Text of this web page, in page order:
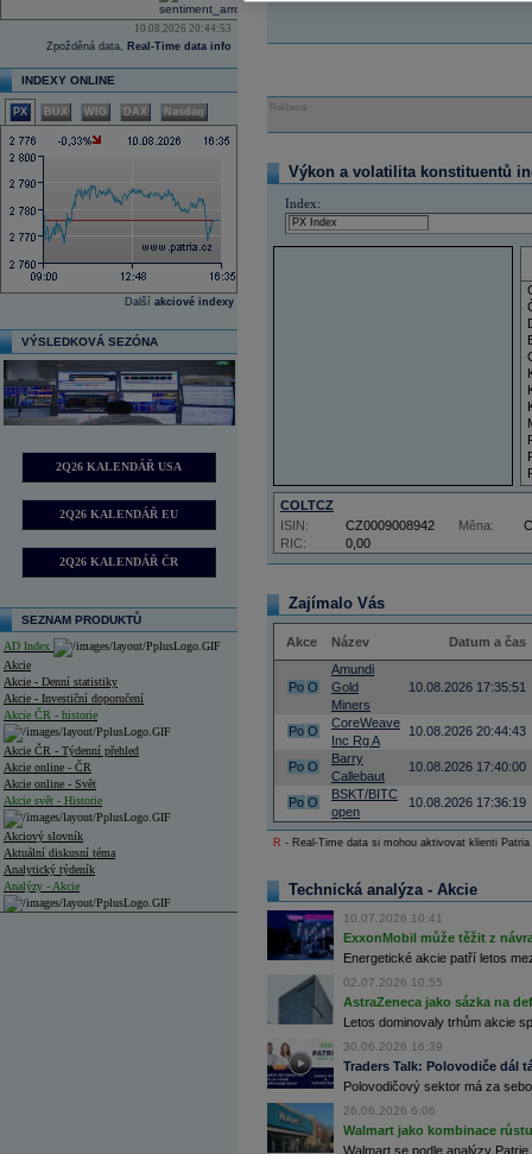
10.08.2026 20:44:53
Zpožděná data, Real-Time data info
INDEXY ONLINE
PX BUX WIG DAX Nasdaq
Další akciové indexy
VÝSLEDKOVÁ SEZÓNA
2Q26 KALENDÁŘ USA
2Q26 KALENDÁŘ EU
2Q26 KALENDÁŘ ČR
SEZNAM PRODUKTŮ
AD Index
Akcie
Akcie - Denní statistiky
Akcie - Investiční doporučení
Akcie ČR - historie
Akcie ČR - Týdenní přehled
Akcie online - ČR
Akcie online - Svět
Akcie svět - Historie
Akciový slovník
Aktuální diskusní téma
Analytický týdeník
Analýzy - Akcie
Reklama
Výkon a volatilita konstituentů
Index:
COLTCZ
RIC: 0,00
ISIN: CZ0009008942 Měna:
Zajímalo Vás
Akce Název Datum a čas
Po O
Amundi
Gold
Miners
10.08.2026 17:35:51
Po O
CoreWeave
Inc Rg A
10.08.2026 20:44:43
Po O
Barry
Callebaut
10.08.2026 17:40:00
Po O
BSKT/BITC
open
10.08.2026 17:36:19
R - Real-Time data si mohou aktivovat klienti
Technická analýza - Akcie
10.07.2026 10:41
ExxonMobil může těžit z
Energetické akcie patří letos
02.07.2026 10:55
AstraZeneca jako sázka na
Letos dominovaly trhům akcie
30.06.2026 16:39
Traders Talk: Polovodiče dál
Polovodičový sektor má za
26.06.2026 6:06
Walmart jako kombinace
Walmart se podle analýzy